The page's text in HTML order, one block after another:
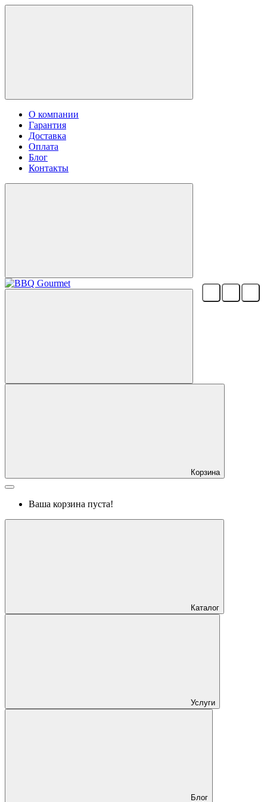
О компании
Гарантия
Доставка
Оплата
Блог
Контакты
Корзина
Ваша корзина пуста!
Каталог
Услуги
Блог